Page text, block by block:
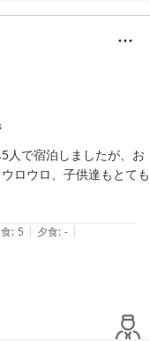
は異なる臭いを感じら
清掃・換気を含め、原
しております」とのお
らこそ、これまで以
ったことを残念に思っ
に、次回は「また来て
いたご意見を真摯に受
に努めてまいります。
したら、ぜひ当ホテル
りご満足いただけるご
ルをお選びいただき、
ましてもご満足いただ
だけたとのこと、何よ
和食・洋食ともに品数
。朝のひとときを美味
います。
れからも愛犬とご家族
と、より良いサービス
お会いできます日を、
人で宿泊しましたが、お
ロウロ、子供達もとても
ました。
おかわりをしていました
日お願いしても、快く受
行くのは、真冬はキツイ
: 5 | 夕食: - |